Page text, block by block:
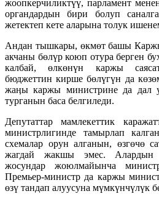
жоопкерчиликтүү, парламент
органдардын бири болуп
жетектеп кете аларына толук
Андан тышкары, өкмөт башы
акчаны бөлүр коюп отура берген
калбай, өлкөнүн каржы
бюджеттин кирше бөлүгүн да
жаӊы каржы министрине да дал
турганын баса белгиледи.
Депутаттар мамлекеттик
министрлигинде тамырлап
схемалар орун алганын, өзгөчө
жагдай жакшы эмес. Алардын
жосундар жоюлмайынча
Премьер-министр да каржы
өзү тандап алуусуна мүмкүнчүлүк